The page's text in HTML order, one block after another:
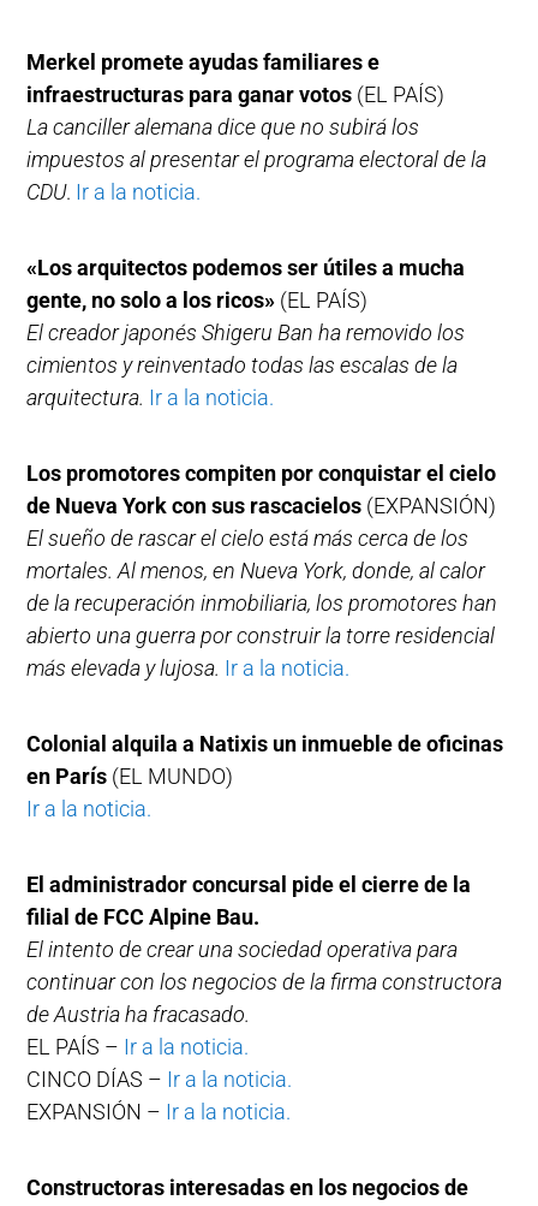
Merkel promete ayudas familiares e
infraestructuras para ganar votos (EL PAÍS)
La canciller alemana dice que no subirá los
impuestos al presentar el programa electoral de la
CDU. Ir a la noticia.
«Los arquitectos podemos ser útiles a mucha
gente, no solo a los ricos» (EL PAÍS)
El creador japonés Shigeru Ban ha removido los
cimientos y reinventado todas las escalas de la
arquitectura. Ir a la noticia.
Los promotores compiten por conquistar el cielo
de Nueva York con sus rascacielos (EXPANSIÓN)
El sueño de rascar el cielo está más cerca de los
mortales. Al menos, en Nueva York, donde, al calor
de la recuperación inmobiliaria, los promotores han
abierto una guerra por construir la torre residencial
más elevada y lujosa. Ir a la noticia.
Colonial alquila a Natixis un inmueble de oficinas
en París (EL MUNDO)
Ir a la noticia.
El administrador concursal pide el cierre de la
filial de FCC Alpine Bau.
El intento de crear una sociedad operativa para
continuar con los negocios de la firma constructora
de Austria ha fracasado.
EL PAÍS – Ir a la noticia.
CINCO DÍAS – Ir a la noticia.
EXPANSIÓN – Ir a la noticia.
Constructoras interesadas en los negocios de